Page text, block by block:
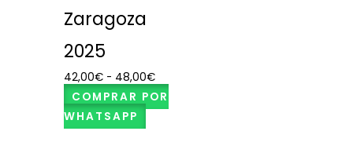
Zaragoza
2025
42,00€ - 48,00€
COMPRAR POR
WHATSAPP